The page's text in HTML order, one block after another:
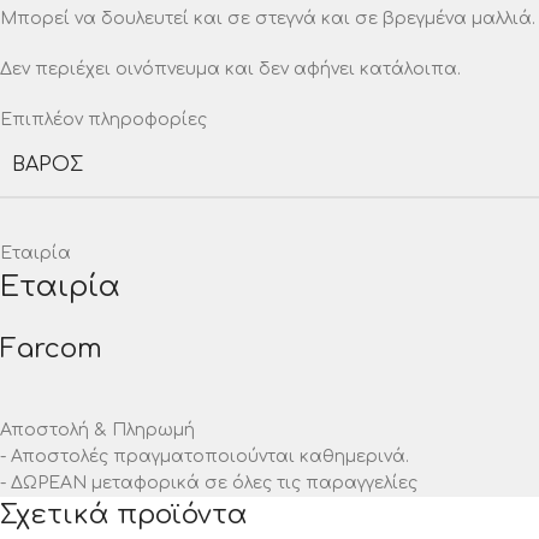
Μπορεί να δουλευτεί και σε στεγνά και σε βρεγμένα μαλλιά.
Δεν περιέχει οινόπνευμα και δεν αφήνει κατάλοιπα.
Επιπλέον πληροφορίες
ΒΆΡΟΣ
Εταιρία
Εταιρία
Farcom
Αποστολή & Πληρωμή
- Αποστολές πραγματοποιούνται καθημερινά.
- ΔΩΡΕΑΝ μεταφορικά σε όλες τις παραγγελίες
Σχετικά προϊόντα